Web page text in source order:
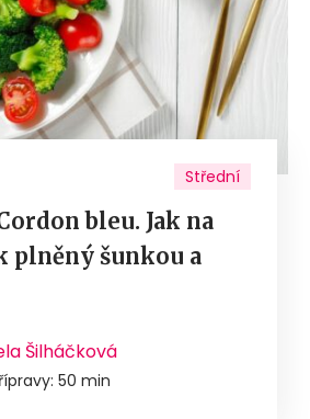
Střední
bleu. Jak na
plněný šunkou a
Šilháčková
50 min